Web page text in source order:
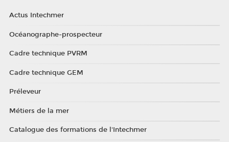
Actus Intechmer
Océanographe-prospecteur
Cadre technique PVRM
Cadre technique GEM
Préleveur
Métiers de la mer
Catalogue des formations de l'Intechmer